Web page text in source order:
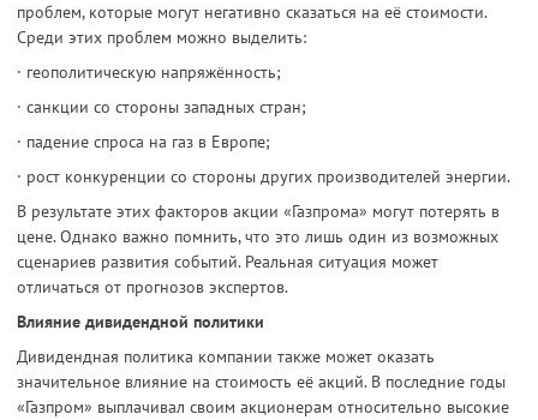
проблем, которые могут негативно сказаться на её стоимости.
Среди этих проблем можно выделить:
· геополитическую напряжённость;
· санкции со стороны западных стран;
· падение спроса на газ в Европе;
· рост конкуренции со стороны других производителей энергии.
В результате этих факторов акции «Газпрома» могут потерять в
цене. Однако важно помнить, что это лишь один из возможных
сценариев развития событий. Реальная ситуация может
отличаться от прогнозов экспертов.
Влияние дивидендной политики
Дивидендная политика компании также может оказать
значительное влияние на стоимость её акций. В последние годы
«Газпром» выплачивал своим акционерам относительно высокие